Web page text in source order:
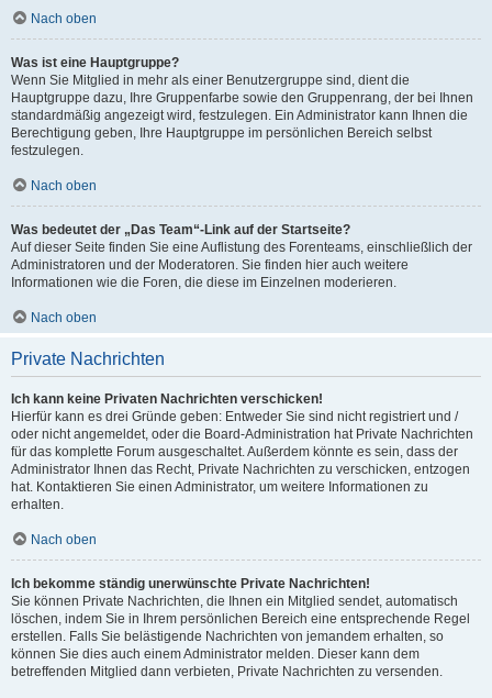
Nach oben
Was ist eine Hauptgruppe?
Wenn Sie Mitglied in mehr als einer Benutzergruppe sind, dient die
Hauptgruppe dazu, Ihre Gruppenfarbe sowie den Gruppenrang, der bei Ihnen
standardmäßig angezeigt wird, festzulegen. Ein Administrator kann Ihnen die
Berechtigung geben, Ihre Hauptgruppe im persönlichen Bereich selbst
festzulegen.
Nach oben
Was bedeutet der „Das Team“-Link auf der Startseite?
Auf dieser Seite finden Sie eine Auflistung des Forenteams, einschließlich der
Administratoren und der Moderatoren. Sie finden hier auch weitere
Informationen wie die Foren, die diese im Einzelnen moderieren.
Nach oben
Private Nachrichten
Ich kann keine Privaten Nachrichten verschicken!
Hierfür kann es drei Gründe geben: Entweder Sie sind nicht registriert und /
oder nicht angemeldet, oder die Board-Administration hat Private Nachrichten
für das komplette Forum ausgeschaltet. Außerdem könnte es sein, dass der
Administrator Ihnen das Recht, Private Nachrichten zu verschicken, entzogen
hat. Kontaktieren Sie einen Administrator, um weitere Informationen zu
erhalten.
Nach oben
Ich bekomme ständig unerwünschte Private Nachrichten!
Sie können Private Nachrichten, die Ihnen ein Mitglied sendet, automatisch
löschen, indem Sie in Ihrem persönlichen Bereich eine entsprechende Regel
erstellen. Falls Sie belästigende Nachrichten von jemandem erhalten, so
können Sie dies auch einem Administrator melden. Dieser kann dem
betreffenden Mitglied dann verbieten, Private Nachrichten zu versenden.